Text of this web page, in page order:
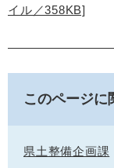
イル／358KB]
このページに
県土整備企画課